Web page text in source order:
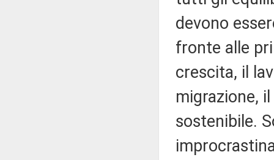
devono
fronte alle
crescita, il
migrazione,
sostenibile.